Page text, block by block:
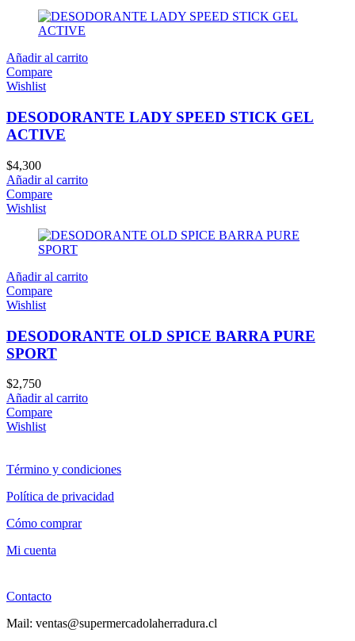
Añadir al carrito
Compare
Wishlist
DESODORANTE LADY SPEED STICK GEL
ACTIVE
$4,300
Añadir al carrito
Compare
Wishlist
Añadir al carrito
Compare
Wishlist
DESODORANTE OLD SPICE BARRA PURE
SPORT
$2,750
Añadir al carrito
Compare
Wishlist
Término y condiciones
Política de privacidad
Cómo comprar
Mi cuenta
Contacto
Mail: ventas@supermercadolaherradura.cl